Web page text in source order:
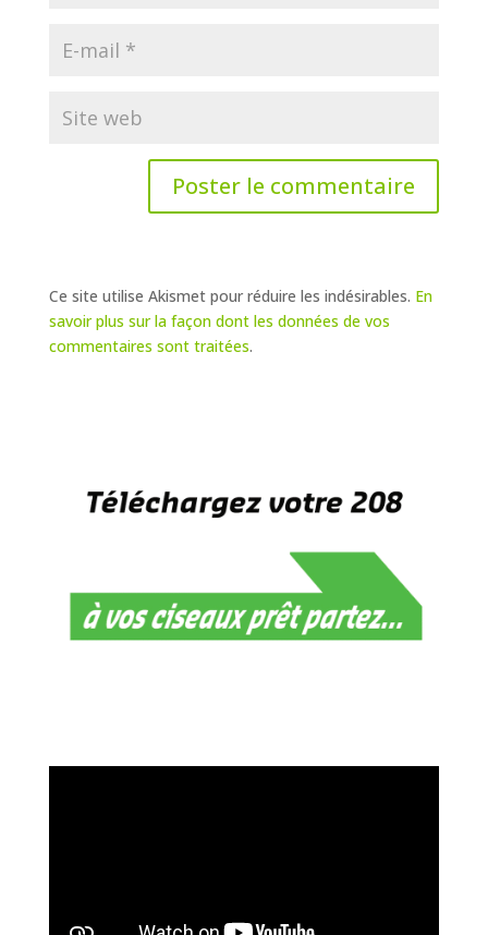
Ce site utilise Akismet pour réduire les indésirables. En
savoir plus sur la façon dont les données de vos
commentaires sont traitées.